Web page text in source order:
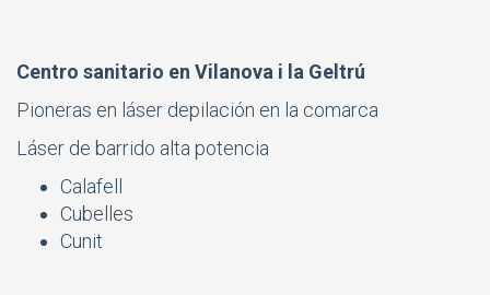
Centro sanitario en Vilanova i la Geltrú
Pioneras en láser depilación en la comarca
Láser de barrido alta potencia
Calafell
Cubelles
Cunit